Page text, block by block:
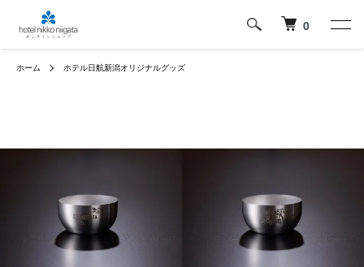
0
ホーム ホテル日航新潟オリジナルグッズ